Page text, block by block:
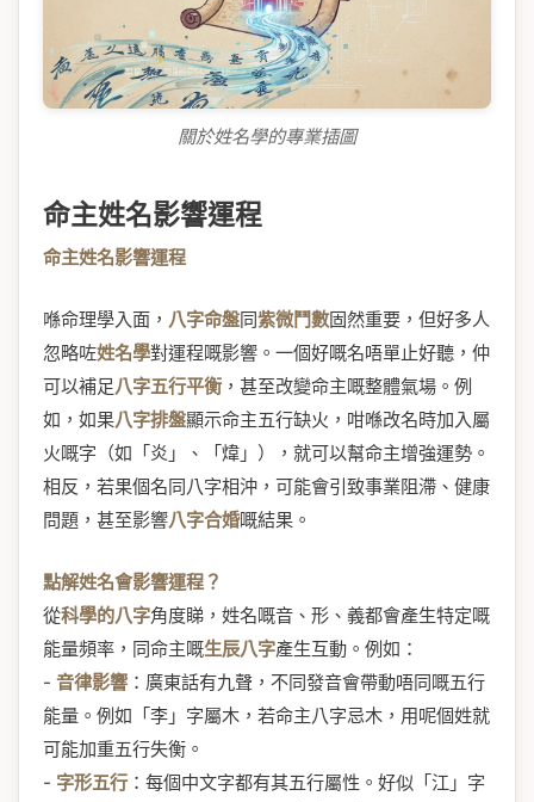
關於姓名學的專業插圖
命主姓名影響運程
命主姓名影響運程
喺命理學入面， 八字命盤同紫微鬥數固然重要，但好多人
忽略咗姓名學對運程嘅影響。一個好嘅名唔單止好聽，仲
可以補足八字五行平衡，甚至改變命主嘅整體氣場。例
如，如果八字排盤顯示命主五行缺火，咁喺改名時加入屬
火嘅字（如「炎」、「煒」），就可以幫命主增強運勢。
相反，若果個名同八字相沖，可能會引致事業阻滯、健康
問題，甚至影響八字合婚嘅結果。
點解姓名會影響運程？
從科學的八字角度睇，姓名嘅音、形、義都會產生特定嘅
能量頻率，同命主嘅生辰八字產生互動。例如：
- 音律影響 ：廣東話有九聲，不同發音會帶動唔同嘅五行
能量。例如「李」字屬木，若命主八字忌木，用呢個姓就
可能加重五行失衡。
- 字形五行 ：每個中文字都有其五行屬性。好似「江」字